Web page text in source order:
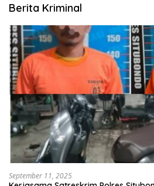
Berita Kriminal
September 11, 2025